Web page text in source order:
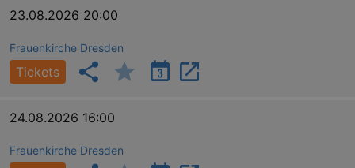
23.08.2026 20:00
Frauenkirche Dresden
Tickets
24.08.2026 16:00
Frauenkirche Dresden